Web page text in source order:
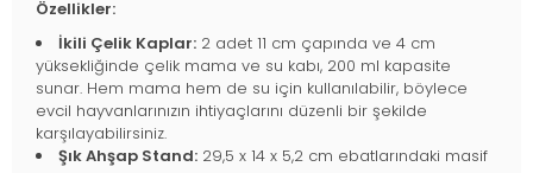
Özellikler:
İkili Çelik Kaplar: 2 adet 11 cm çapında ve 4 cm
yüksekliğinde çelik mama ve su kabı, 200 ml kapasite
sunar. Hem mama hem de su için kullanılabilir, böylece
evcil hayvanlarınızın ihtiyaçlarını düzenli bir şekilde
karşılayabilirsiniz.
Şık Ahşap Stand: 29,5 x 14 x 5,2 cm ebatlarındaki masif